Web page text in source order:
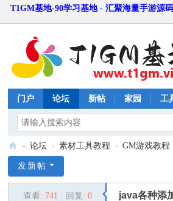
T1GM基地-90学习基地 - 汇聚海量手游源
门户 论坛 新帖 家园 工
1
» 论坛 › 素材工具教程 › GM游戏教程
发新帖
查看: 741 回复: 0 java各种添